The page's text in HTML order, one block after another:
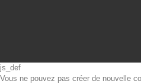
js_def
Vous ne pouvez pas créer de nouvelle